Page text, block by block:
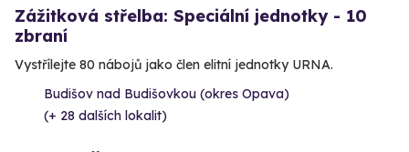
Zážitková střelba: Speciální jednotky - 10
zbraní
Vystřílejte 80 nábojů jako člen elitní jednotky URNA.
Budišov nad Budišovkou (okres Opava)
(+ 28 dalších lokalit)